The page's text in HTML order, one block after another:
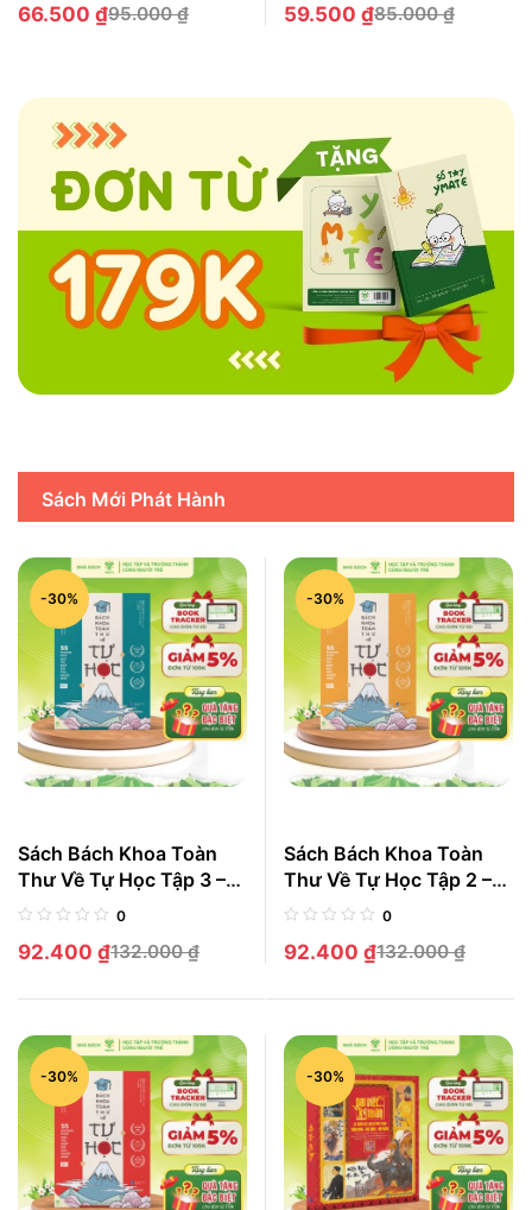
hạng5.005 95.000₫
66.500 ₫
hạng5.005 85.000₫
59.500 ₫
Sách Mới Phát Hành
-30%
Sách Bách Khoa Toàn
Thư Về Tự Học Tập 3 –
55 Phương Pháp Học
Nhật
0
132.000₫
92.400 ₫
-30%
Sách Bách Khoa Toàn
Thư Về Tự Học Tập 2 –
55 Phương Pháp Học
Nhật
0
132.000₫
92.400 ₫
-30% -30%